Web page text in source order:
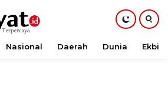
Nasional Daerah Dunia Ekbis